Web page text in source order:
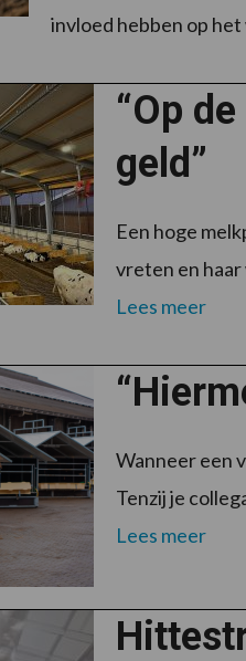
invloed hebben op
“Op
geld”
Een hoge
vreten en haar
Lees meer
Wanneer een
Tenzij je
Lees meer